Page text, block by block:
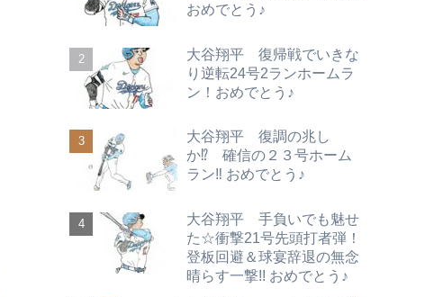
おめでとう♪
大谷翔平 復帰戦でいきな
り逆転24号2ランホームラ
ン！おめでとう♪
大谷翔平 復調の兆し
か⁉ 確信の２３号ホーム
ラン‼ おめでとう♪
大谷翔平 手負いでも魅せ
た☆衝撃21号先頭打者弾！
登板回避＆球宴辞退の無念
晴らす一撃!! おめでとう♪